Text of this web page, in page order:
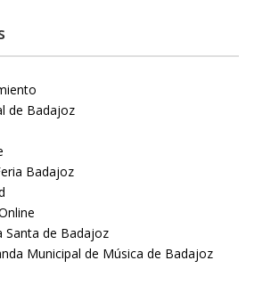
de Badajoz
Badajoz
Santa de Badajoz
Municipal de Música de Badajoz